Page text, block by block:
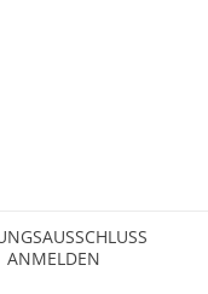
ANMELDEN